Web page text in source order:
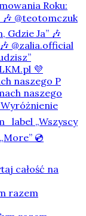
naszego P
razem